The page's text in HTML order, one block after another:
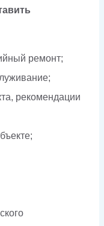
ремонт;
рекомендации